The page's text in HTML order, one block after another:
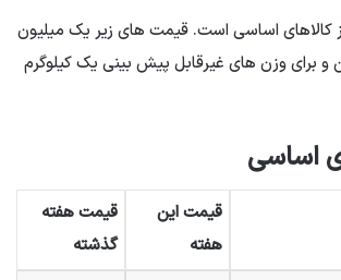
کالاهای اساسی است. قیمت های زیر یک میلیون
و برای وزن های غیرقابل پیش بینی یک کیلوگرم
اساسی
قیمت این
هفته
قیمت هفته
گذشته